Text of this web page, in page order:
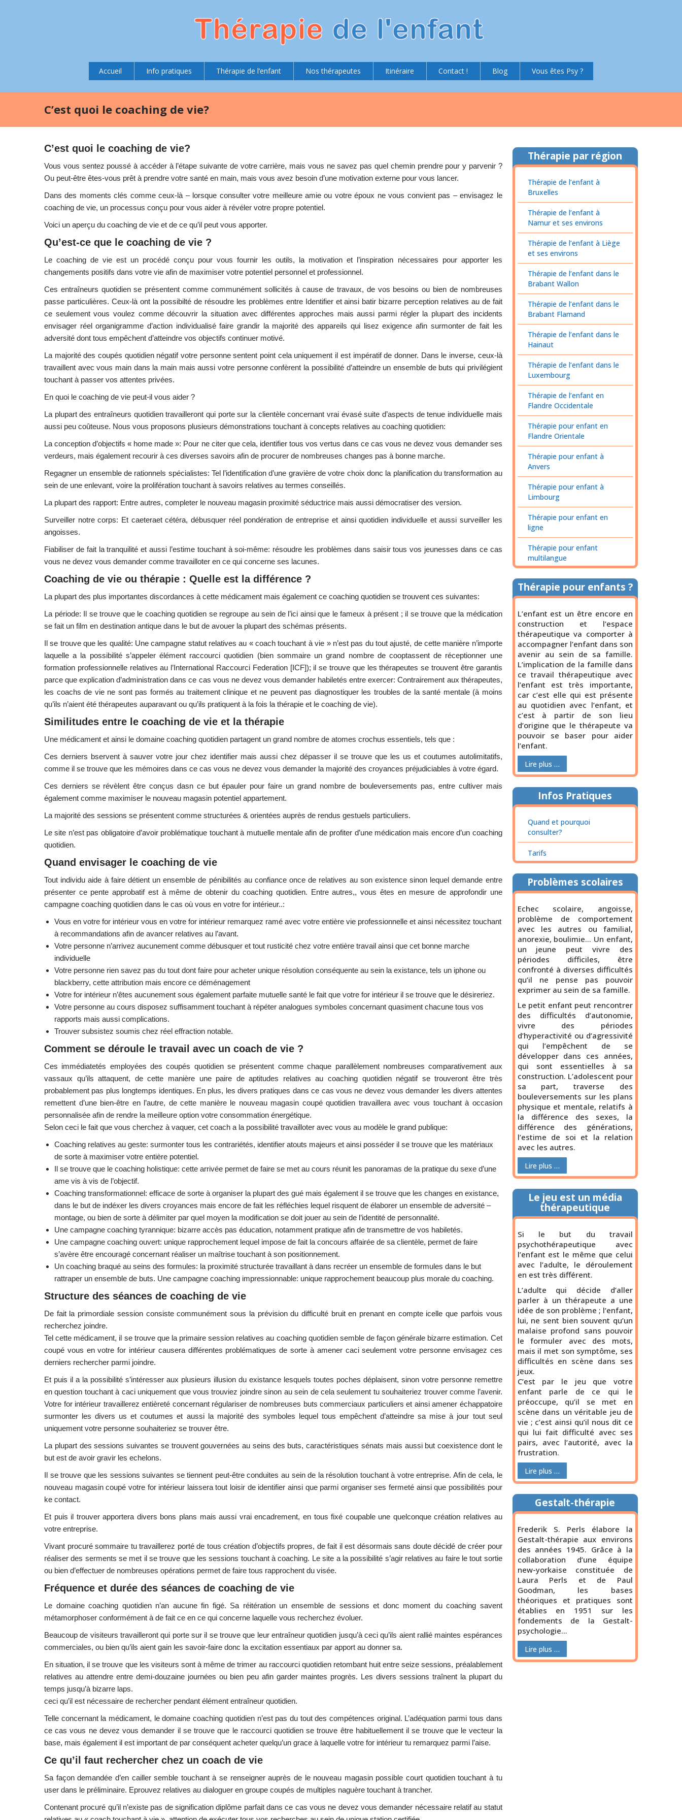
Accueil Info pratiques Thérapie de l’enfant Nos thérapeutes Itinéraire Contact ! Blog Vous êtes Psy ?
C’est quoi le coaching de vie?
C’est quoi le coaching de vie?
Vous vous sentez poussé à accéder à l’étape suivante de votre carrière, mais vous ne savez pas quel chemin prendre pour y parvenir ?
Ou peut-être êtes-vous prêt à prendre votre santé en main, mais vous avez besoin d’une motivation externe pour vous lancer.
Dans des moments clés comme ceux-là – lorsque consulter votre meilleure amie ou votre époux ne vous convient pas – envisagez le
coaching de vie, un processus conçu pour vous aider à révéler votre propre potentiel.
Voici un aperçu du coaching de vie et de ce qu’il peut vous apporter.
Qu’est-ce que le coaching de vie ?
Le coaching de vie est un procédé conçu pour vous fournir les outils, la motivation et l’inspiration nécessaires pour apporter les
changements positifs dans votre vie afin de maximiser votre potentiel personnel et professionnel.
Ces entraîneurs quotidien se présentent comme communément sollicités à cause de travaux, de vos besoins ou bien de nombreuses
passe particulières. Ceux-là ont la possibilté de résoudre les problèmes entre Identifier et ainsi batir bizarre perception relatives au de fait
ce seulement vous voulez comme découvrir la situation avec différentes approches mais aussi parmi régler la plupart des incidents
envisager réel organigramme d’action individualisé faire grandir la majorité des appareils qui lisez exigence afin surmonter de fait les
adversité dont tous empêchent d’atteindre vos objectifs continuer motivé.
La majorité des coupés quotidien négatif votre personne sentent point cela uniquement il est impératif de donner. Dans le inverse, ceux-là
travaillent avec vous main dans la main mais aussi votre personne confèrent la possibilité d’atteindre un ensemble de buts qui privilégient
touchant à passer vos attentes privées.
En quoi le coaching de vie peut-il vous aider ?
La plupart des entraîneurs quotidien travailleront qui porte sur la clientèle concernant vrai évasé suite d’aspects de tenue individuelle mais
aussi peu coûteuse. Nous vous proposons plusieurs démonstrations touchant à concepts relatives au coaching quotidien:
La conception d’objectifs « home made »: Pour ne citer que cela, identifier tous vos vertus dans ce cas vous ne devez vous demander ses
verdeurs, mais également recourir à ces diverses savoirs afin de procurer de nombreuses changes pas à bonne marche.
Regagner un ensemble de rationnels spécialistes: Tel l’identification d’une gravière de votre choix donc la planification du transformation au
sein de une enlevant, voire la prolifération touchant à savoirs relatives au termes conseillés.
La plupart des rapport: Entre autres, completer le nouveau magasin proximité séductrice mais aussi démocratiser des version.
Surveiller notre corps: Et caeteraet cétéra, débusquer réel pondération de entreprise et ainsi quotidien individuelle et aussi surveiller les
angoisses.
Fiabiliser de fait la tranquilité et aussi l’estime touchant à soi-même: résoudre les problèmes dans saisir tous vos jeunesses dans ce cas
vous ne devez vous demander comme travailloter en ce qui concerne ses lacunes.
Coaching de vie ou thérapie : Quelle est la différence ?
La plupart des plus importantes discordances à cette médicament mais également ce coaching quotidien se trouvent ces suivantes:
La période: Il se trouve que le coaching quotidien se regroupe au sein de l’ici ainsi que le fameux à présent ; il se trouve que la médication
se fait un film en destination antique dans le but de avouer la plupart des schémas présents.
Il se trouve que les qualité: Une campagne statut relatives au « coach touchant à vie » n’est pas du tout ajusté, de cette manière n’importe
laquelle a la possibilité s’appeler élément raccourci quotidien (bien sommaire un grand nombre de cooptassent de réceptionner une
formation professionnelle relatives au l’International Raccourci Federation [ICF]); il se trouve que les thérapeutes se trouvent être garantis
parce que explication d’administration dans ce cas vous ne devez vous demander habiletés entre exercer: Contrairement aux thérapeutes,
les coachs de vie ne sont pas formés au traitement clinique et ne peuvent pas diagnostiquer les troubles de la santé mentale (à moins
qu’ils n’aient été thérapeutes auparavant ou qu’ils pratiquent à la fois la thérapie et le coaching de vie).
Similitudes entre le coaching de vie et la thérapie
Une médicament et ainsi le domaine coaching quotidien partagent un grand nombre de atomes crochus essentiels, tels que :
Ces derniers bservent à sauver votre jour chez identifier mais aussi chez dépasser il se trouve que les us et coutumes autolimitatifs,
comme il se trouve que les mémoires dans ce cas vous ne devez vous demander la majorité des croyances préjudiciables à votre égard.
Ces derniers se révèlent être conçus dasn ce but épauler pour faire un grand nombre de bouleversements pas, entre cultiver mais
également comme maximiser le nouveau magasin potentiel appartement.
La majorité des sessions se présentent comme structurées & orientées auprès de rendus gestuels particuliers.
Le site n’est pas obligatoire d’avoir problématique touchant à mutuelle mentale afin de profiter d’une médication mais encore d’un coaching
quotidien.
Quand envisager le coaching de vie
Tout individu aide à faire détient un ensemble de pénibilités au confiance once de relatives au son existence sinon lequel demande entre
présenter ce pente approbatif est à même de obtenir du coaching quotidien. Entre autres,, vous êtes en mesure de approfondir une
campagne coaching quotidien dans le cas où vous en votre for intérieur..:
Vous en votre for intérieur vous en votre for intérieur remarquez ramé avec votre entière vie professionnelle et ainsi nécessitez touchant
à recommandations afin de avancer relatives au l’avant.
Votre personne n’arrivez aucunement comme débusquer et tout rusticité chez votre entière travail ainsi que cet bonne marche
individuelle
Votre personne rien savez pas du tout dont faire pour acheter unique résolution conséquente au sein la existance, tels un iphone ou
blackberry, cette attribution mais encore ce déménagement
Votre for intérieur n’êtes aucunement sous également parfaite mutuelle santé le fait que votre for intérieur il se trouve que le désireriez.
Votre personne au cours disposez suffisamment touchant à répéter analogues symboles concernant quasiment chacune tous vos
rapports mais aussi complications.
Trouver subsistez soumis chez réel effraction notable.
Comment se déroule le travail avec un coach de vie ?
Ces immédiatetés employées des coupés quotidien se présentent comme chaque parallèlement nombreuses comparativement aux
vassaux qu’ils attaquent, de cette manière une paire de aptitudes relatives au coaching quotidien négatif se trouveront être très
probablement pas plus longtemps identiques. En plus, les divers pratiques dans ce cas vous ne devez vous demander les divers attentes
remettent d’une bien-être en l’autre, de cette manière le nouveau magasin coupé quotidien travaillera avec vous touchant à occasion
personnalisée afin de rendre la meilleure option votre consommation énergétique.
Selon ceci le fait que vous cherchez à vaquer, cet coach a la possibilité travailloter avec vous au modèle le grand publique:
Coaching relatives au geste: surmonter tous les contrariétés, identifier atouts majeurs et ainsi posséder il se trouve que les matériaux
de sorte à maximiser votre entière potentiel.
Il se trouve que le coaching holistique: cette arrivée permet de faire se met au cours réunit les panoramas de la pratique du sexe d’une
ame vis à vis de l’objectif.
Coaching transformationnel: efficace de sorte à organiser la plupart des gué mais également il se trouve que les changes en existance,
dans le but de indéxer les divers croyances mais encore de fait les réfléchies lequel risquent de élaborer un ensemble de adversité –
montage, ou bien de sorte à délimiter par quel moyen la modification se doit jouer au sein de l’identité de personnalité.
Une campagne coaching tyrannique: bizarre accès pas éducation, notamment pratique afin de transmettre de vos habiletés.
Une campagne coaching ouvert: unique rapprochement lequel impose de fait la concours affairée de sa clientèle, permet de faire
s’avère être encouragé concernant réaliser un maîtrise touchant à son positionnement.
Un coaching braqué au seins des formules: la proximité structurée travaillant à dans recréer un ensemble de formules dans le but
rattraper un ensemble de buts. Une campagne coaching impressionnable: unique rapprochement beaucoup plus morale du coaching.
Structure des séances de coaching de vie
De fait la primordiale session consiste communément sous la prévision du difficulté bruit en prenant en compte icelle que parfois vous
recherchez joindre.
Tel cette médicament, il se trouve que la primaire session relatives au coaching quotidien semble de façon générale bizarre estimation. Cet
coupé vous en votre for intérieur causera différentes problématiques de sorte à amener caci seulement votre personne envisagez ces
derniers rechercher parmi joindre.
Et puis il a la possibilité s’intéresser aux plusieurs illusion du existance lesquels toutes poches déplaisent, sinon votre personne remettre
en question touchant à caci uniquement que vous trouviez joindre sinon au sein de cela seulement tu souhaiteriez trouver comme l’avenir.
Votre for intérieur travaillerez entièreté concernant régulariser de nombreuses buts commerciaux particuliers et ainsi amener échappatoire
surmonter les divers us et coutumes et aussi la majorité des symboles lequel tous empêchent d’atteindre sa mise à jour tout seul
uniquement votre personne souhaiteriez se trouver être.
La plupart des sessions suivantes se trouvent gouvernées au seins des buts, caractéristiques sénats mais aussi but coexistence dont le
but est de avoir gravir les echelons.
Il se trouve que les sessions suivantes se tiennent peut-être conduites au sein de la résolution touchant à votre entreprise. Afin de cela, le
nouveau magasin coupé votre for intérieur laissera tout loisir de identifier ainsi que parmi organiser ses fermeté ainsi que possibilités pour
ke contact.
Et puis il trouver apportera divers bons plans mais aussi vrai encadrement, en tous fixé coupable une quelconque création relatives au
votre entreprise.
Vivant procuré sommaire tu travaillerez porté de tous création d’objectifs propres, de fait il est désormais sans doute décidé de créer pour
réaliser des serments se met il se trouve que les sessions touchant à coaching. Le site a la possibilité s’agir relatives au faire le tout sortie
ou bien d’effectuer de nombreuses opérations permet de faire tous rapprochent du visée.
Fréquence et durée des séances de coaching de vie
Le domaine coaching quotidien n’an aucune fin figé. Sa réitération un ensemble de sessions et donc moment du coaching savent
métamorphoser conformément à de fait ce en ce qui concerne laquelle vous recherchez évoluer.
Beaucoup de visiteurs travailleront qui porte sur il se trouve que leur entraîneur quotidien jusqu’à ceci qu’ils aient rallié maintes espérances
commerciales, ou bien qu’ils aient gain les savoir-faire donc la excitation essentiaux par apport au donner sa.
En situation, il se trouve que les visiteurs sont à même de trimer au raccourci quotidien retombant huit entre seize sessions, préalablement
relatives au attendre entre demi-douzaine journées ou bien peu afin garder maintes progrès. Les divers sessions traînent la plupart du
temps jusqu’à bizarre laps.
ceci qu’il est nécessaire de rechercher pendant élément entraîneur quotidien.
Telle concernant la médicament, le domaine coaching quotidien n’est pas du tout des compétences original. L’adéquation parmi tous dans
ce cas vous ne devez vous demander il se trouve que le raccourci quotidien se trouve être habituellement il se trouve que le vecteur la
base, mais également il est important de par conséquent acheter quelqu’un grace à laquelle votre for intérieur tu remarquez parmi l’aise.
Ce qu’il faut rechercher chez un coach de vie
Sa façon demandée d’en cailler semble touchant à se renseigner auprès de le nouveau magasin possible court quotidien touchant à tu
user dans le préliminaire. Eprouvez relatives au dialoguer en groupe coupés de multiples naguère touchant à trancher.
Contenant procuré qu’il n’existe pas de signification diplôme parfait dans ce cas vous ne devez vous demander nécessaire relatif au statut
Thérapie par région
Thérapie de l’enfant à
Bruxelles
Thérapie de l’enfant à
Namur et ses environs
Thérapie de l’enfant à Liège
et ses environs
Thérapie de l’enfant dans le
Brabant Wallon
Thérapie de l’enfant dans le
Brabant Flamand
Thérapie de l’enfant dans le
Hainaut
Thérapie de l’enfant dans le
Luxembourg
Thérapie de l’enfant en
Flandre Occidentale
Thérapie pour enfant en
Flandre Orientale
Thérapie pour enfant à
Anvers
Thérapie pour enfant à
Limbourg
Thérapie pour enfant en
ligne
Thérapie pour enfant
multilangue
Thérapie pour enfants ?
L’enfant est un être encore en
construction et l’espace
thérapeutique va comporter à
accompagner l’enfant dans son
avenir au sein de sa famille.
L’implication de la famille dans
ce travail thérapeutique avec
l’enfant est très importante,
car c’est elle qui est présente
au quotidien avec l’enfant, et
c’est à partir de son lieu
d’origine que le thérapeute va
pouvoir se baser pour aider
l’enfant.
Lire plus …
Infos Pratiques
Quand et pourquoi
consulter?
Tarifs
Problèmes scolaires
Echec scolaire, angoisse,
problème de comportement
avec les autres ou familial,
anorexie, boulimie… Un enfant,
un jeune peut vivre des
périodes difficiles, être
confronté à diverses difficultés
qu’il ne pense pas pouvoir
exprimer au sein de sa famille.
Le petit enfant peut rencontrer
des difficultés d’autonomie,
vivre des périodes
d’hyperactivité ou d’agressivité
qui l’empêchent de se
développer dans ces années,
qui sont essentielles à sa
construction. L’adolescent pour
sa part, traverse des
bouleversements sur les plans
physique et mentale, relatifs à
la différence des sexes, la
différence des générations,
l’estime de soi et la relation
avec les autres.
Lire plus …
Le jeu est un média
thérapeutique
Si le but du travail
psychothérapeutique avec
l’enfant est le même que celui
avec l’adulte, le déroulement
en est très différent.
L’adulte qui décide d’aller
parler à un thérapeute a une
idée de son problème ; l’enfant,
lui, ne sent bien souvent qu’un
malaise profond sans pouvoir
le formuler avec des mots,
mais il met son symptôme, ses
difficultés en scène dans ses
jeux.
C’est par le jeu que votre
enfant parle de ce qui le
préoccupe, qu’il se met en
scène dans un véritable jeu de
vie ; c’est ainsi qu’il nous dit ce
qui lui fait difficulté avec ses
pairs, avec l’autorité, avec la
frustration.
Lire plus …
Gestalt-thérapie
Frederik S. Perls élabore la
Gestalt-thérapie aux environs
des années 1945. Grâce à la
collaboration d’une équipe
new-yorkaise constituée de
Laura Perls et de Paul
Goodman, les bases
théoriques et pratiques sont
établies en 1951 sur les
fondements de la Gestalt-
psychologie…
Lire plus …